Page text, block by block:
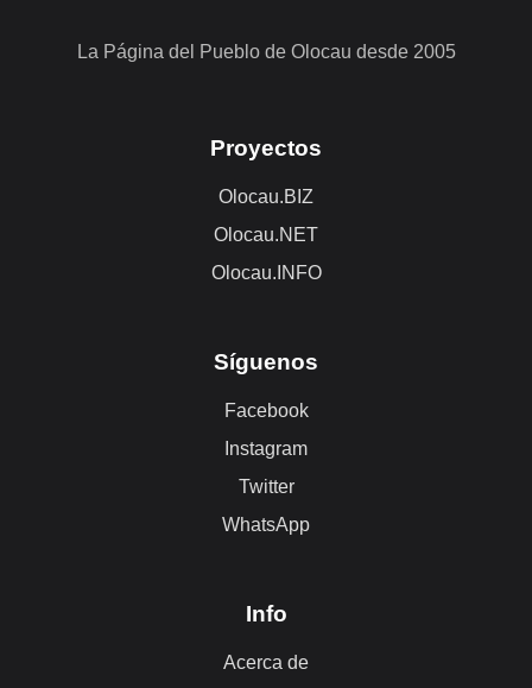
La Página del Pueblo de Olocau desde 2005
Proyectos
Olocau.BIZ
Olocau.NET
Olocau.INFO
Síguenos
Facebook
Instagram
Twitter
WhatsApp
Info
Acerca de